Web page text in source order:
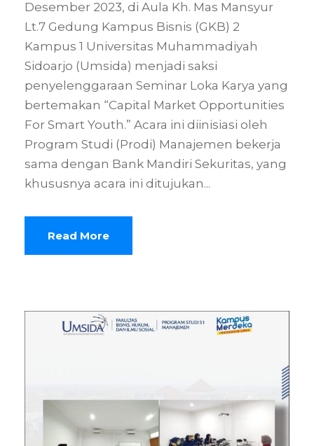
Desember 2023, di Aula Kh. Mas Mansyur
Lt.7 Gedung Kampus Bisnis (GKB) 2
Kampus 1 Universitas Muhammadiyah
Sidoarjo (Umsida) menjadi saksi
penyelenggaraan Seminar Loka Karya yang
bertemakan “Capital Market Opportunities
For Smart Youth.” Acara ini diinisiasi oleh
Program Studi (Prodi) Manajemen bekerja
sama dengan Bank Mandiri Sekuritas, yang
khususnya acara ini ditujukan...
Read More